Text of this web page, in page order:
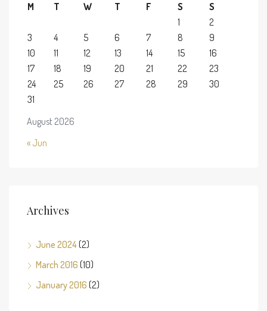
August 2026
M T W T F S
S
1
2
3
4 5 6 7 8
9
10
11 12 13 14 15
16
17
18 19 20 21 22
23
24
25 26 27 28 29
30
31
« Jun
Archives
June 2024(2)
March 2016 (10)
January 2016 (2)